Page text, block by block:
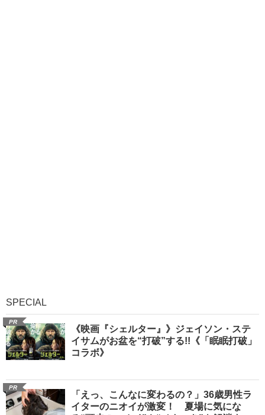
SPECIAL
PR
《映画『シェルター』》ジェイソン・ステ
イサムがお盆を“打破”する!!《「眠眠打破」
コラボ》
PR
「えっ、こんなに変わるの？」36歳男性ラ
イターのニオイが激変！ 夏場に気にな